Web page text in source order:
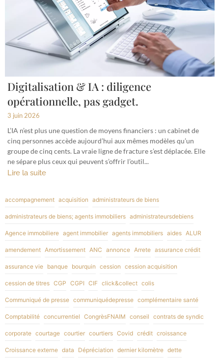
Digitalisation & IA : diligence
opérationnelle, pas gadget.
3 juin 2026
L’IA n’est plus une question de moyens financiers : un cabinet de
cinq personnes accède aujourd’hui aux mêmes modèles qu’un
groupe de cinq cents. La vraie ligne de fracture s’est déplacée. Elle
ne sépare plus ceux qui peuvent s’offrir l’outil...
Lire la suite
accompagnement acquisition administrateurs de biens
administrateurs de biens; agents immobiliers administrateursdebiens
Agence immobiliere agent immobilier agents immobiliers aides ALUR
amendement Amortissement ANC annonce Arrete assurance crédit
assurance vie banque bourquin cession cession acquisition
cession de titres CGP CGPI CIF click&collect colis
Communiqué de presse communiquédepresse complémentaire santé
Comptabilité concurrentiel CongrèsFNAIM conseil contrats de syndic
corporate courtage courtier courtiers Covid crédit croissance
Croissance externe data Dépréciation dernier kilomètre dette